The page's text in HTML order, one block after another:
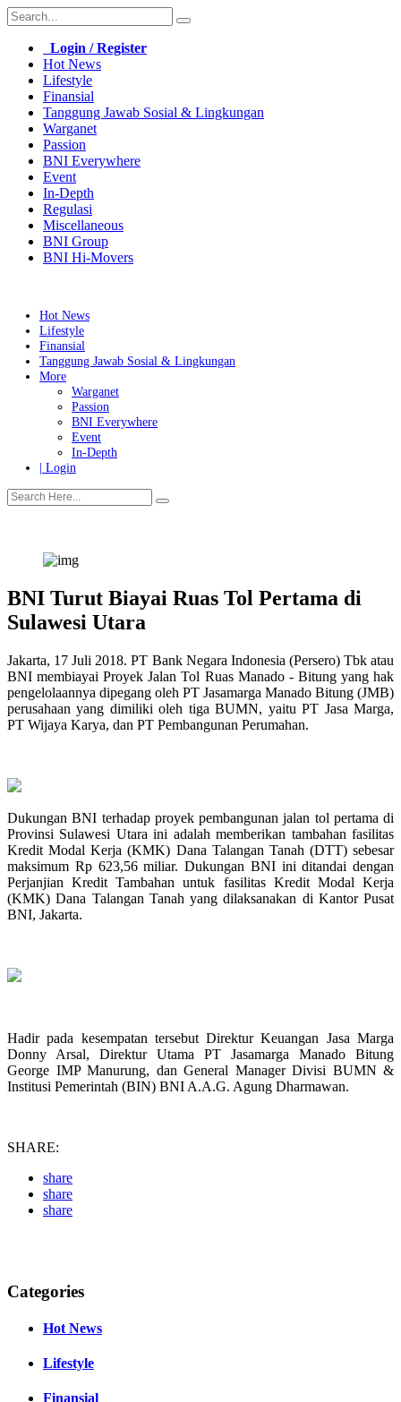
Login / Register
Hot News
Lifestyle
Finansial
Tanggung Jawab Sosial & Lingkungan
Warganet
Passion
BNI Everywhere
Event
In-Depth
Regulasi
Miscellaneous
BNI Group
BNI Hi-Movers
Hot News
Lifestyle
Finansial
Tanggung Jawab Sosial & Lingkungan
More
Warganet
Passion
Event
In-Depth
BNI Turut Biayai Ruas Tol Pertama di
Sulawesi Utara
Jakarta, 17 Juli 2018. PT Bank Negara Indonesia (Persero) Tbk atau
BNI membiayai Proyek Jalan Tol Ruas Manado - Bitung yang hak
pengelolaannya dipegang oleh PT Jasamarga Manado Bitung (JMB)
perusahaan yang dimiliki oleh tiga BUMN, yaitu PT Jasa Marga,
PT Wijaya Karya, dan PT Pembangunan Perumahan.
Dukungan BNI terhadap proyek pembangunan jalan tol pertama di
Provinsi Sulawesi Utara ini adalah memberikan tambahan fasilitas
Kredit Modal Kerja (KMK) Dana Talangan Tanah (DTT) sebesar
maksimum Rp 623,56 miliar. Dukungan BNI ini ditandai dengan
Perjanjian Kredit Tambahan untuk fasilitas Kredit Modal Kerja
(KMK) Dana Talangan Tanah yang dilaksanakan di Kantor Pusat
BNI, Jakarta.
Hadir pada kesempatan tersebut Direktur Keuangan Jasa Marga
Donny Arsal, Direktur Utama PT Jasamarga Manado Bitung
George IMP Manurung, dan General Manager Divisi BUMN &
Institusi Pemerintah (BIN) BNI A.A.G. Agung Dharmawan.
SHARE:
share
share
share
Categories
Hot News
Lifestyle
Finansial